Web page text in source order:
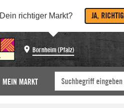
Dein richtiger Markt? JA, RICHTIG
Bornheim (Pfalz)
MEIN MARKT